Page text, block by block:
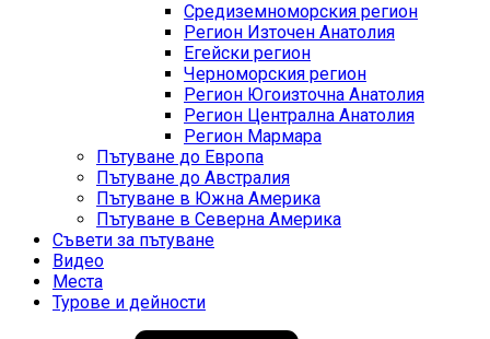
Средиземноморския регион
Регион Източен Анатолия
Егейски регион
Черноморския регион
Регион Югоизточна Анатолия
Регион Централна Анатолия
Регион Мармара
Пътуване до Европа
Пътуване до Австралия
Пътуване в Южна Америка
Пътуване в Северна Америка
Съвети за пътуване
Видео
Места
Турове и дейности